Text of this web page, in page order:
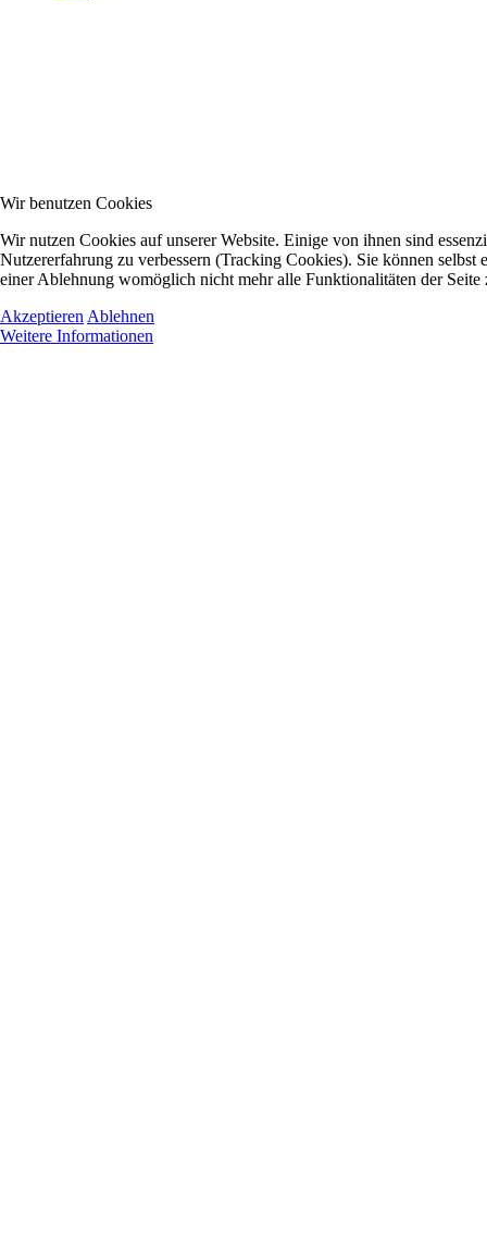
Wir benutzen Cookies
Wir nutzen Cookies auf unserer Website. Einige von ihnen sind
Nutzererfahrung zu verbessern (Tracking Cookies). Sie können selbst
einer Ablehnung womöglich nicht mehr alle Funktionalitäten der Seite
Akzeptieren Ablehnen
Weitere Informationen